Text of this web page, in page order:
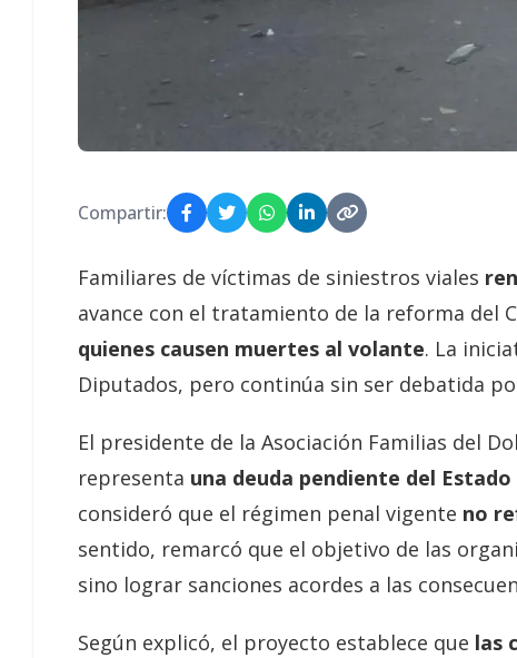
Compartir:
Familiares de víctimas de siniestros viales
avance con el tratamiento de la reforma del
quienes causen muertes al volante. La
Diputados, pero continúa sin ser debatida
El presidente de la Asociación Familias del
representa una deuda pendiente del Estado
consideró que el régimen penal vigente no
sentido, remarcó que el objetivo de las
sino lograr sanciones acordes a las
Según explicó, el proyecto establece que las